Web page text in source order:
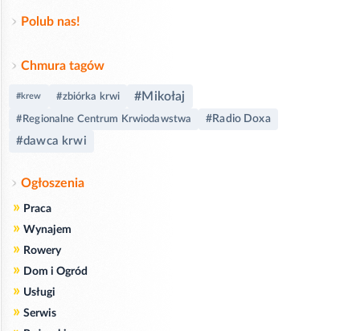
Polub nas!
Chmura tagów
#krew #zbiórka krwi #Mikołaj
#Regionalne Centrum Krwiodawstwa #Radio Doxa
#dawca krwi
Ogłoszenia
» Praca
» Wynajem
» Rowery
» Dom i Ogród
» Usługi
» Serwis